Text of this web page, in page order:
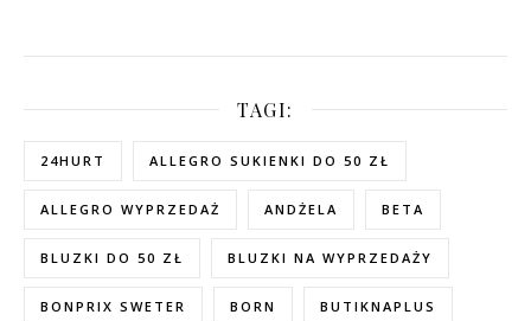
TAGI:
24HURT ALLEGRO SUKIENKI DO 50 ZŁ
ALLEGRO WYPRZEDAŻ ANDŻELA BETA
BLUZKI DO 50 ZŁ BLUZKI NA WYPRZEDAŻY
BONPRIX SWETER BORN BUTIKNAPLUS